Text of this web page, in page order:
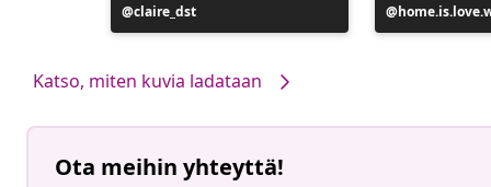
Julkaissut
claire_dst Julkaissut
Katso, miten kuvia ladataan
Ota meihin yhteyttä!